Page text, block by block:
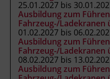
450/1994 in der
Hinweis
Mitzubringen:
25.01.2027 bis
Ausbildung zum
Fahrzeug-/Ladekranen
01.02.2027 bis
Ausbildung zum
Fahrzeug-/Ladekranen
08.02.2027 bis
Ausbildung zum